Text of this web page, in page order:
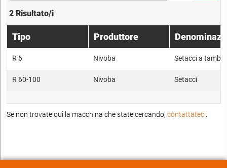
2 Risultato/i
Tipo Produttore
R 6 Nivoba Setacci a
R 60-100 Nivoba Setacci
Se non trovate qui la macchina che state cercando, contattateci